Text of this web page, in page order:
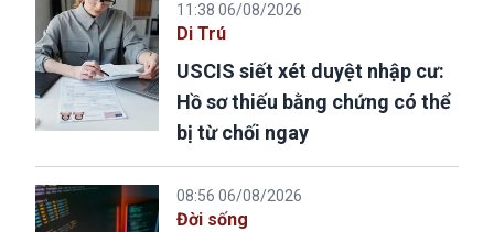
11:38 06/08/2026
Di Trú
USCIS siết xét duyệt nhập cư:
Hồ sơ thiếu bằng chứng có thể
bị từ chối ngay
08:56 06/08/2026
Đời sống